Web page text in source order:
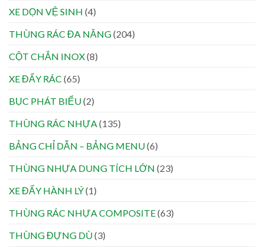
XE DỌN VỆ SINH (4)
THÙNG RÁC ĐA NĂNG(204)
CỘT CHẮN INOX(8)
XE ĐẨY RÁC (65)
BỤC PHÁT BIỂU(2)
THÙNG RÁC NHỰA(135)
BẢNG CHỈ DẪN – BẢNG MENU(6)
THÙNG NHỰA DUNG TÍCH LỚN (23)
XE ĐẨY HÀNH LÝ(1)
THÙNG RÁC NHỰA COMPOSITE(63)
THÙNG ĐỰNG DÙ(3)